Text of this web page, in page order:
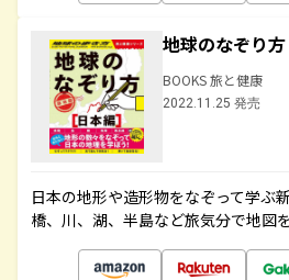
地球のなぞり
BOOKS 旅と健康
2022.11.25 発売
日本の地形や造形物をなぞって学ぶ
橋、川、湖、半島など旅気分で地図